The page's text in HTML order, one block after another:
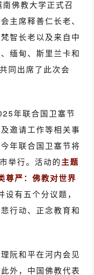
佛教大学正式召
主席释善仁长老、
智长老以及来自中
缅甸、斯里兰卡和
同出席了此次会
年联合国卫塞节
邀请工作等相关事
年联合国卫塞节将
举行。活动的主题
尊严：佛教对世界
设有五个分议题，
行动、正念教育和
阮和平在河内会见
外，中国佛教代表